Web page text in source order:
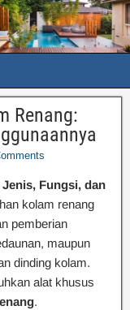
Renang:
Fungsi, dan
kolam renang
pemberian
maupun
dinding kolam.
alat khusus
.